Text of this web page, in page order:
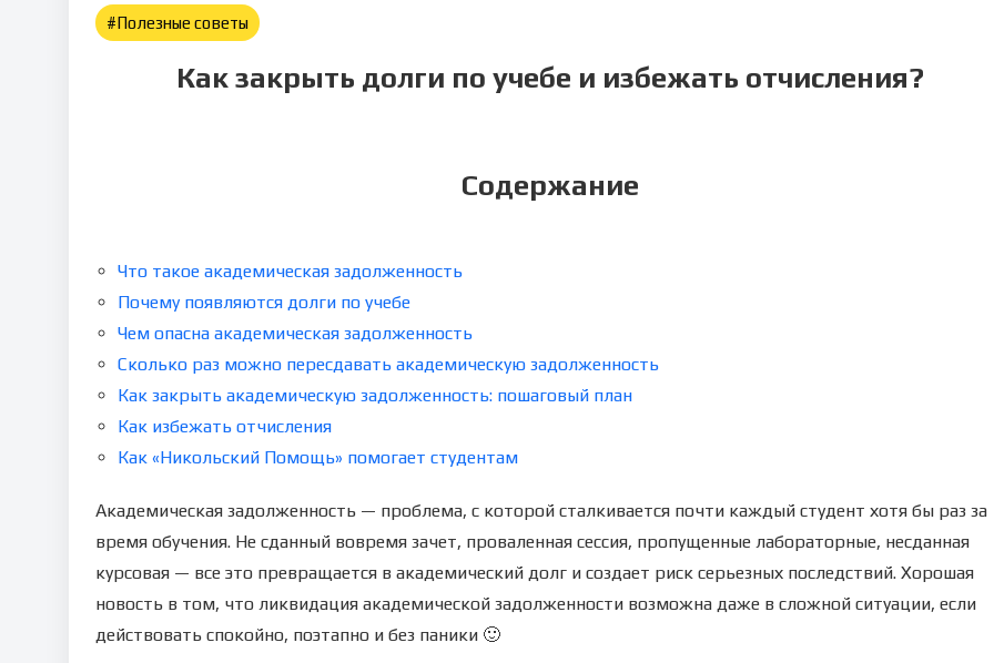
#Полезные советы
Как закрыть долги по учебе и избежать отчисления?
Содержание
Что такое академическая задолженность
Почему появляются долги по учебе
Чем опасна академическая задолженность
Сколько раз можно пересдавать академическую задолженность
Как закрыть академическую задолженность: пошаговый план
Как избежать отчисления
Как «Никольский Помощь» помогает студентам
Академическая задолженность — проблема, с которой сталкивается почти каждый студент хотя бы раз за
время обучения. Не сданный вовремя зачет, проваленная сессия, пропущенные лабораторные, несданная
курсовая — все это превращается в академический долг и создает риск серьезных последствий. Хорошая
новость в том, что ликвидация академической задолженности возможна даже в сложной ситуации, если
действовать спокойно, поэтапно и без паники 🙂